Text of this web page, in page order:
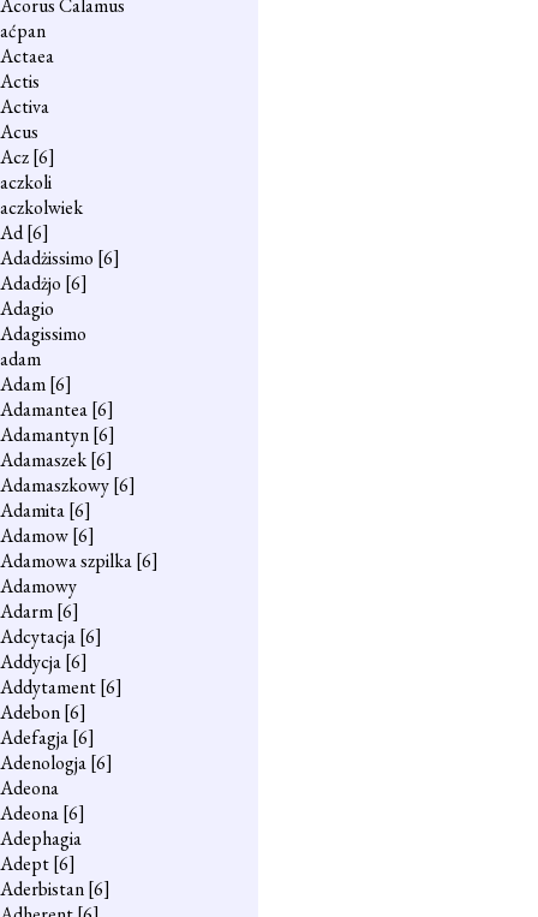
Acorus Calamus
aćpan
Actaea
Actis
Activa
Acus
Acz[6]
aczkoli
aczkolwiek
Ad[6]
Adadżissimo [6]
Adadżjo [6]
Adagio
Adagissimo
adam
Adam[6]
Adamantea[6]
Adamantyn[6]
Adamaszek[6]
Adamaszkowy[6]
Adamita[6]
Adamow[6]
Adamowa szpilka[6]
Adamowy
Adarm[6]
Adcytacja[6]
Addycja[6]
Addytament[6]
Adebon[6]
Adefagja[6]
Adenologja[6]
Adeona
Adeona[6]
Adephagia
Adept[6]
Aderbistan[6]